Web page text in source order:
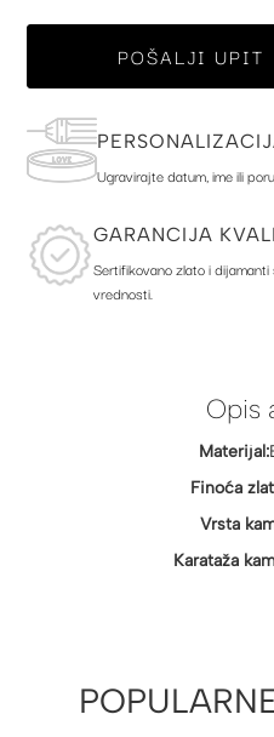
POŠALJI UPIT
Ugravirajte datum, ime ili
GARANCIJA
Sertifikovano zlato i
vrednosti.
Opis
Materijal:
Finoća
Vrsta
Karataža